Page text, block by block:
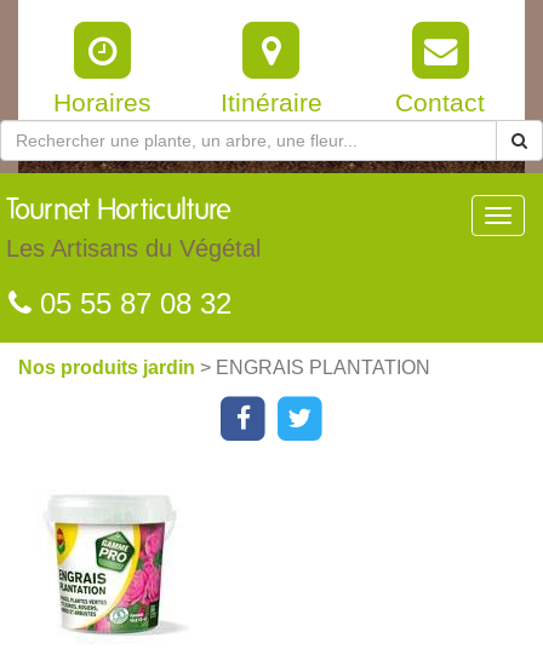
Horaires Itinéraire Contact
Tournet Horticulture
Les Artisans du Végétal
05 55 87 08 32
Nos produits jardin > ENGRAIS PLANTATION